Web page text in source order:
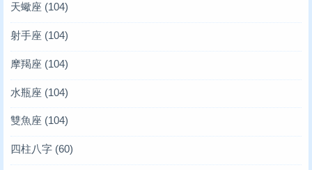
天蠍座 (104)
射手座 (104)
摩羯座 (104)
水瓶座 (104)
雙魚座 (104)
四柱八字 (60)